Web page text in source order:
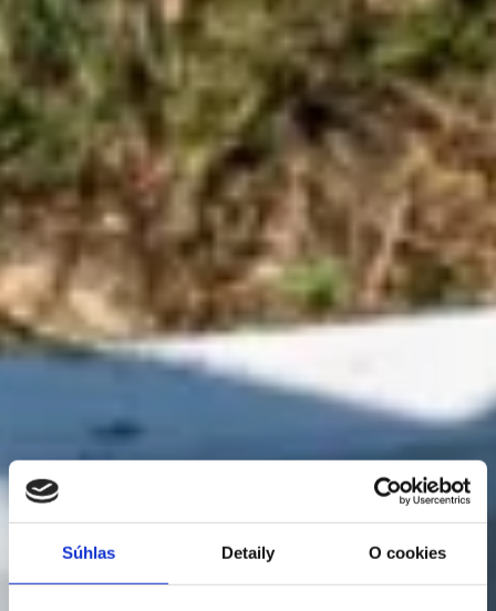
Súhlas Detaily O cookies